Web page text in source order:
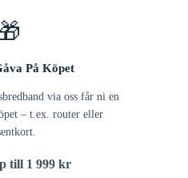
På Köpet
via oss får ni en
– t.ex. router eller
till 1 999 kr